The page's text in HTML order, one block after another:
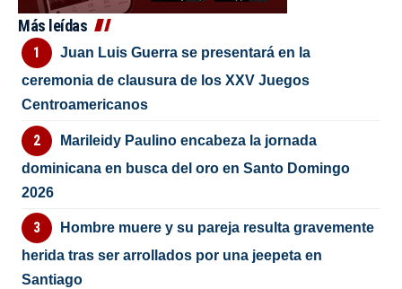
Más leídas
Juan Luis Guerra se presentará en la
ceremonia de clausura de los XXV Juegos
Centroamericanos
Marileidy Paulino encabeza la jornada
dominicana en busca del oro en Santo Domingo
2026
Hombre muere y su pareja resulta gravemente
herida tras ser arrollados por una jeepeta en
Santiago